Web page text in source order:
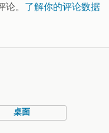
。 了解你的评论数据
桌面